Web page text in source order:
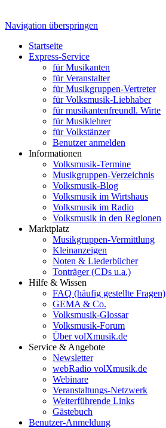
Navigation überspringen
Startseite
Express-Service
für Musikanten
für Veranstalter
für Musikgruppen-Vertreter
für Volksmusik-Liebhaber
für musikantenfreundl. Wirte
für Musiklehrer
für Volkstänzer
Benutzer anmelden
Informationen
Volksmusik-Termine
Musikgruppen-Verzeichnis
Volksmusik-Blog
Volksmusik im Wirtshaus
Volksmusik im Radio
Volksmusik in den Regionen
Marktplatz
Musikgruppen-Vermittlung
Kleinanzeigen
Noten & Liederbücher
Tonträger (CDs u.a.)
Hilfe & Wissen
FAQ (häufig gestellte Fragen)
GEMA & Co.
Volksmusik-Glossar
Volksmusik-Forum
Über volXmusik.de
Service & Angebote
Newsletter
webRadio volXmusik.de
Webinare
Veranstaltungs-Netzwerk
Weiterführende Links
Gästebuch
Benutzer-Anmeldung